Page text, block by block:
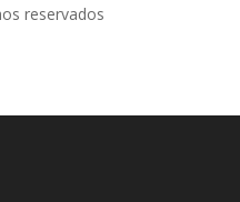
reservados